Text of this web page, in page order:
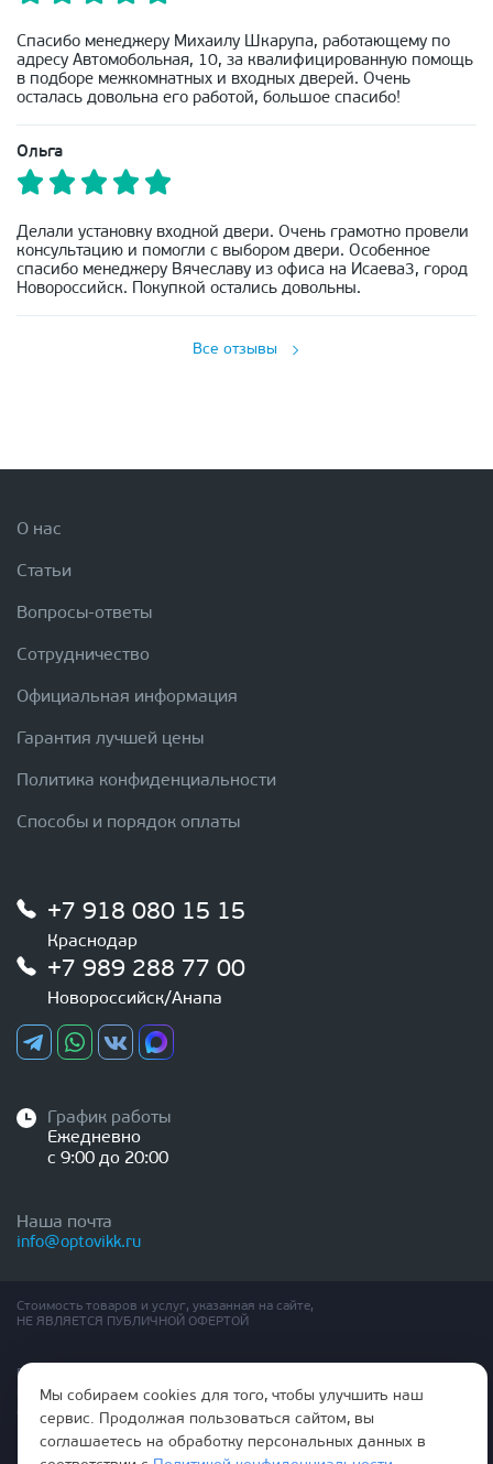
Спасибо менеджеру Михаилу Шкарупа, работающему по
адресу Автомобольная, 10, за квалифицированную помощь
в подборе межкомнатных и входных дверей. Очень
осталась довольна его работой, большое спасибо!
Ольга
Делали установку входной двери. Очень грамотно провели
консультацию и помогли с выбором двери. Особенное
спасибо менеджеру Вячеславу из офиса на Исаева3, город
Новороссийск. Покупкой остались довольны.
Все отзывы
О нас
Статьи
Вопросы-ответы
Сотрудничество
Официальная информация
Гарантия лучшей цены
Политика конфиденциальности
Способы и порядок оплаты
+7 918 080 15 15
Краснодар
+7 989 288 77 00
Новороссийск/Анапа
График работы
Ежедневно
с 9:00 до 20:00
Наша почта
info@optovikk.ru
Стоимость товаров и услуг, указанная на сайте,
НЕ ЯВЛЯЕТСЯ ПУБЛИЧНОЙ ОФЕРТОЙ
Правила эксплутации входных и межкомнатных дверей
Политика обработки персональных данных
Согласие на обработку персональных данных
Мы собираем cookies для того, чтобы улучшить наш
сервис. Продолжая пользоваться сайтом, вы
соглашаетесь на обработку персональных данных в